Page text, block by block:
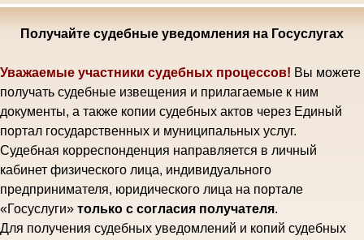
Получайте судебные уведомления на Госуслугах
Уважаемые участники судебных процессов! Вы можете
получать судебные извещения и прилагаемые к ним
документы, а также копии судебных актов через Единый
портал государственных и муниципальных услуг.
Судебная корреспонденция направляется в личный
кабинет физического лица, индивидуального
предпринимателя, юридического лица на портале
«Госуслуги» только с согласия получателя.
Для получения судебных уведомлений и копий судебных